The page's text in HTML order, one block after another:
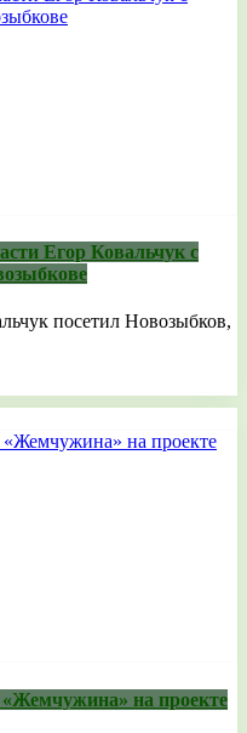
Егор Ковальчук с
посетил Новозыбков,
на проекте